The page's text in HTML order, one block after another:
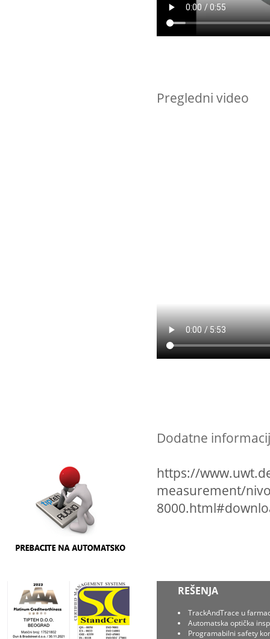
Pregledni video
Dodatne
https://
measurement/
REŠENJA
TrackAndTrace u
Automatska optička
Programabilni safety